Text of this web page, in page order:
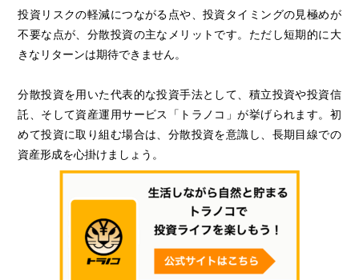
投資リスクの軽減につながる点や、投資タイミングの見極めが
不要な点が、分散投資の主なメリットです。ただし短期的に大
きなリターンは期待できません。
分散投資を用いた代表的な投資手法として、積立投資や投資信
託、そして資産運用サービス「トラノコ」が挙げられます。初
めて投資に取り組む場合は、分散投資を意識し、長期目線での
資産形成を心掛けましょう。